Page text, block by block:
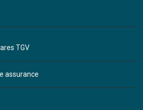
TGV
assurance